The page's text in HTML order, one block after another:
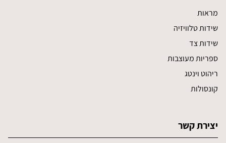
מראות
שידות טלוויזיה
שידות צד
ספריות מעוצבות
ריהוט וינטג
קונסולות
יצירת קשר